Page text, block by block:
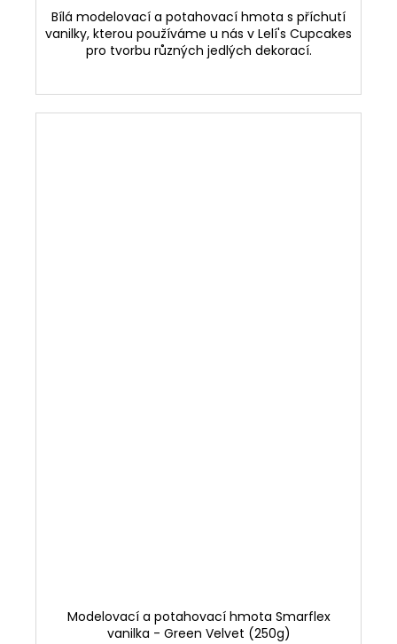
Bílá modelovací a potahovací hmota s příchutí
vanilky, kterou používáme u nás v Lelí's Cupcakes
pro tvorbu různých jedlých dekorací.
Modelovací a potahovací hmota Smarflex
vanilka - Green Velvet (250g)